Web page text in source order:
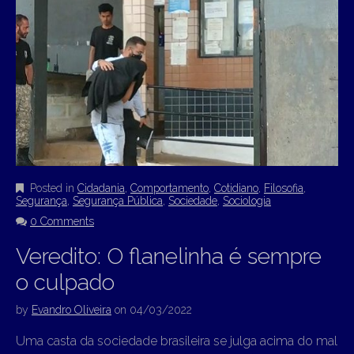
Posted in Cidadania Comportamento Cotidiano Filosofia
Segurança Segurança Pública Sociedade Sociologia
0 Comments
Veredito: O flanelinha é sempre
o culpado
by Evandro Oliveira on 04/03/2022
Uma casta da sociedade brasileira se julga acima do mal